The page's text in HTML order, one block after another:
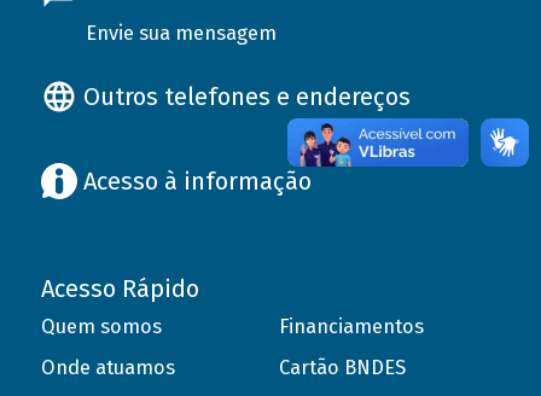
Envie sua mensagem
Outros telefones e endereços
Acesso à informação
Acesso Rápido
Quem somos
Onde atuamos
Financiamentos
Cartão BNDES